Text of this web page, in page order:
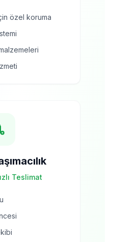
özel koruma
Teslimat